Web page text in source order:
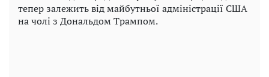
тепер залежить від майбутньої адміністрації США
на чолі з Дональдом Трампом.